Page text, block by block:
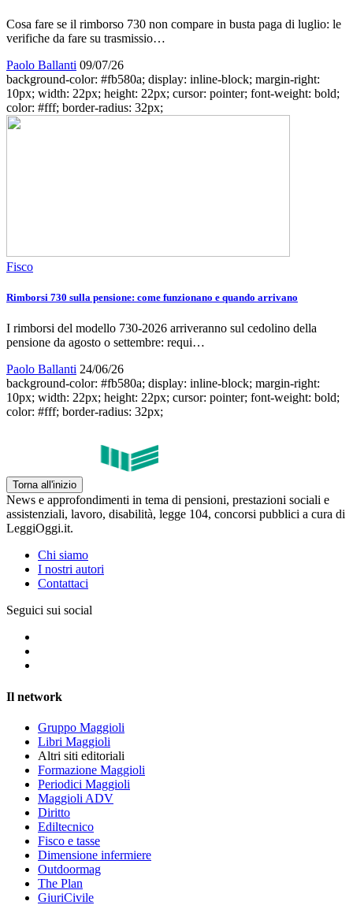
Cosa fare se il rimborso 730 non compare in busta paga di luglio: le
verifiche da fare su trasmissio…
Paolo Ballanti 09/07/26
background-color: #fb580a; display: inline-block; margin-right:
10px; width: 22px; height: 22px; cursor: pointer; font-weight: bold;
color: #fff; border-radius: 32px;
Fisco
Rimborsi 730 sulla pensione: come funzionano e quando arrivano
I rimborsi del modello 730-2026 arriveranno sul cedolino della
pensione da agosto o settembre: requi…
Paolo Ballanti 24/06/26
background-color: #fb580a; display: inline-block; margin-right:
10px; width: 22px; height: 22px; cursor: pointer; font-weight: bold;
color: #fff; border-radius: 32px;
Torna all'inizio
News e approfondimenti in tema di pensioni, prestazioni sociali e
assistenziali, lavoro, disabilità, legge 104, concorsi pubblici a cura di
LeggiOggi.it.
Chi siamo
I nostri autori
Contattaci
Seguici sui social
Il network
Gruppo Maggioli
Libri Maggioli
Altri siti editoriali
Formazione Maggioli
Periodici Maggioli
Maggioli ADV
Diritto
Ediltecnico
Fisco e tasse
Dimensione infermiere
Outdoormag
The Plan
GiuriCivile